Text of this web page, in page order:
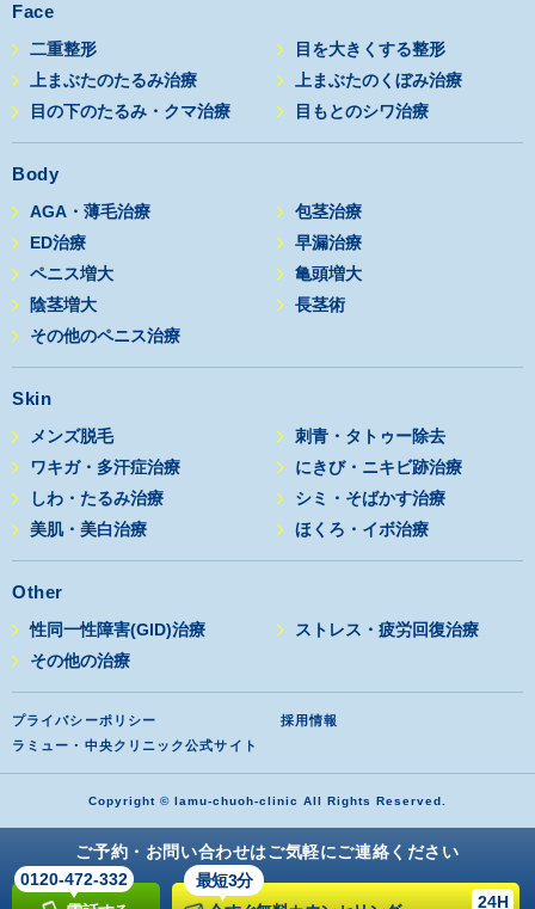
ご予約・お問い合わせはご気軽にご連絡ください
0120-472-332
最短3分
24H
Face
二重整形
目を大きくする整形
上まぶたのたるみ治療
上まぶたのくぼみ治療
目の下のたるみ・クマ治療
目もとのシワ治療
Body
AGA・薄毛治療
包茎治療
ED治療
早漏治療
ペニス増大
亀頭増大
陰茎増大
長茎術
その他のペニス治療
Skin
メンズ脱毛
刺青・タトゥー除去
ワキガ・多汗症治療
にきび・ニキビ跡治療
しわ・たるみ治療
シミ・そばかす治療
美肌・美白治療
ほくろ・イボ治療
Other
性同一性障害(GID)治療
ストレス・疲労回復治療
その他の治療
プライバシーポリシー
採用情報
ラミュー・中央クリニック公式サイト
Copyright © lamu-chuoh-clinic All Rights Reserved.